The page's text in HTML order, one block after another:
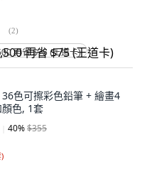
(2)
再省 $75 (王道卡)
色可擦彩色鉛筆 + 繪畫4
色, 1套
40%$355
)